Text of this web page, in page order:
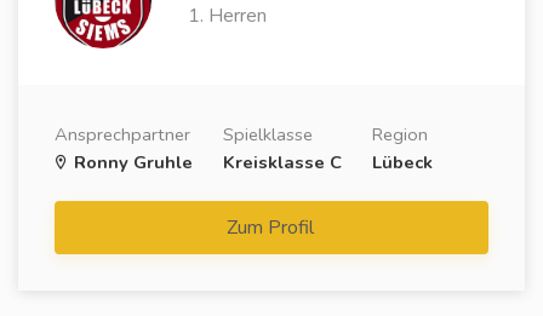
1. Herren
Ansprechpartner
Ronny Gruhle
Spielklasse
Kreisklasse C
Region
Lübeck
Zum Profil